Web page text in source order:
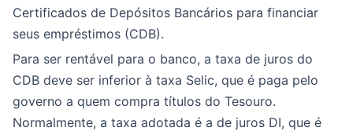
Certificados de Depósitos Bancários para financiar
seus empréstimos (CDB).
Para ser rentável para o banco, a taxa de juros do
CDB deve ser inferior à taxa Selic, que é paga pelo
governo a quem compra títulos do Tesouro.
Normalmente, a taxa adotada é a de juros DI, que é